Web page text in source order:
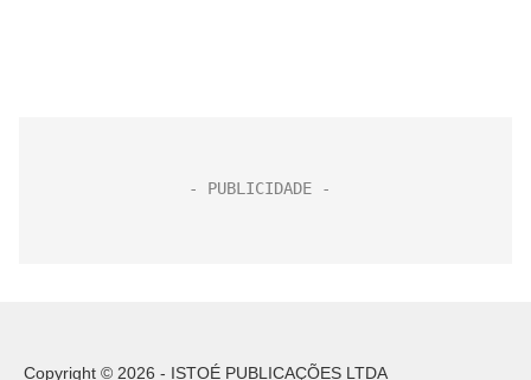
Copyright © 2026 - ISTOÉ PUBLICAÇÕES LTDA